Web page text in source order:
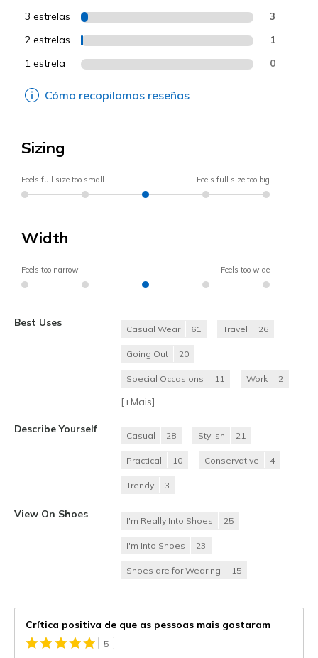
3 estrelas 3
2 estrelas 1
1 estrela 0
Cómo recopilamos reseñas
Sizing
Feels full size too small Feels full size too big
Width
Feels too narrow Feels too wide
Best Uses
Casual Wear 61 Travel 26
Going Out 20
Special Occasions 11 Work 2
[+Mais]
Describe Yourself
Casual 28 Stylish 21
Practical 10 Conservative 4
Trendy 3
View On Shoes
I'm Really Into Shoes 25
I'm Into Shoes 23
Shoes are for Wearing 15
Crítica positiva de que as pessoas mais gostaram
5